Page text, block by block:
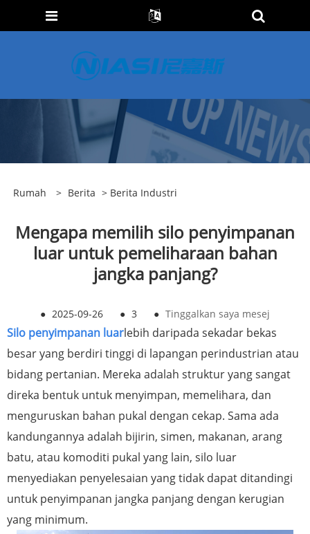
Rumah > Berita > Berita Industri
Mengapa memilih silo penyimpanan
luar untuk pemeliharaan bahan
jangka panjang?
● 2025-09-26 ● 3 ● Tinggalkan saya mesej
Silo penyimpanan luarlebih daripada sekadar bekas
besar yang berdiri tinggi di lapangan perindustrian atau
bidang pertanian. Mereka adalah struktur yang sangat
direka bentuk untuk menyimpan, memelihara, dan
menguruskan bahan pukal dengan cekap. Sama ada
kandungannya adalah bijirin, simen, makanan, arang
batu, atau komoditi pukal yang lain, silo luar
menyediakan penyelesaian yang tidak dapat ditandingi
untuk penyimpanan jangka panjang dengan kerugian
yang minimum.